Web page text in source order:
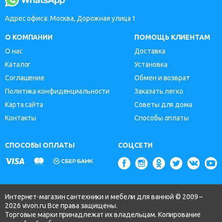
Адрес офиса: Москва, Дорожная улица 1
О КОМПАНИИ
О нас
Каталог
Соглашение
Политика конфиденциальности
Карта сайта
Контакты
ПОМОЩЬ КЛИЕНТАМ
Доставка
Установка
Обмен и возврат
Заказать легко
Советы для дома
Способы оплаты
СПОСОБЫ ОПЛАТЫ СОЦСЕТИ
Интернет-магазин сантехники и мебели для ванной © 2009 –
2026 vivon.ru Все права защищены.
Торговые марки принадлежат их владельцам. Копирование